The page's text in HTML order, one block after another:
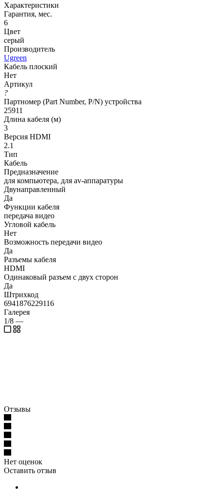
Характеристики
Гарантия, мес.
6
Цвет
серый
Производитель
Ugreen
Кабель плоский
Нет
Артикул
?
Партномер (Part Number, P/N) устройства
25911
Длина кабеля (м)
3
Версия HDMI
2.1
Тип
Кабель
Предназначение
для компьютера, для av-аппаратуры
Двунаправленный
Да
Функции кабеля
передача видео
Угловой кабель
Нет
Возможность передачи видео
Да
Разъемы кабеля
HDMI
Одинаковый разъем с двух сторон
Да
Штрихкод
6941876229116
Галерея
1/8 —
Отзывы
Нет оценок
Оставить отзыв